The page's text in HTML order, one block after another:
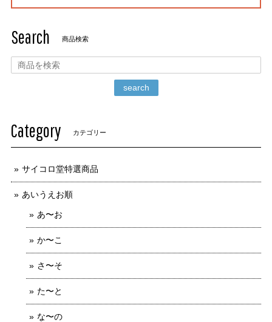
Search 商品検索
search
Category カテゴリー
サイコロ堂特選商品
あいうえお順
あ〜お
か〜こ
さ〜そ
た〜と
な〜の